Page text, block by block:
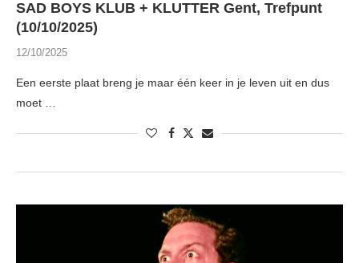
SAD BOYS KLUB + KLUTTER Gent, Trefpunt
(10/10/2025)
12/10/2025
Een eerste plaat breng je maar één keer in je leven uit en dus
moet …